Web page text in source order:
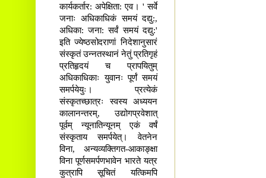
कार्यकर्तार: अपेक्षिता: एव। ' सर्वे
जनाः अधिकाधिकं समयं दद्यु:,
अधिका: जना: सर्वं समयं दद्यु:'
इति ज्येष्ठसोदराणां निदेशानुसारं
संस्कृतं उन्नतस्थानं नेतुं प्रतिगृहं
प्रतिहृदयं च प्रापयितुम्
अधिकाधिकाः युवानः पूर्णं समयं
समर्पयेयुः। प्रत्येकं
संस्कृतच्छात्रः स्वस्य अध्ययन
कालानन्तरम्, उद्योगप्रवेशात्
पूर्वम् न्यूनातिन्यूनम् एकं वर्षं
संस्कृताय समर्पयेत्। वेतनेन
विना, अन्यव्यक्तिगत-आकाङ्क्षा
विना पूर्णसमर्पणभावेन भारते यत्र
कुत्रापि सूचितं यत्किमपि